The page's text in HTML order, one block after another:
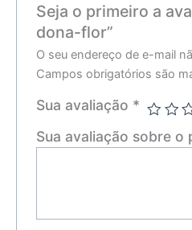
Seja o primeiro a
dona-flor”
O seu endereço de e-mail
Campos obrigatórios são
Sua avaliação *
Sua avaliação sobre o